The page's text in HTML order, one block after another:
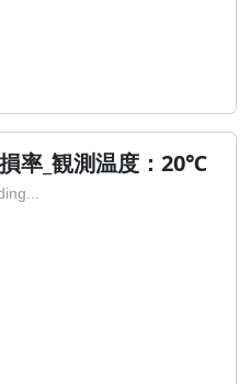
率_観測温度：20℃